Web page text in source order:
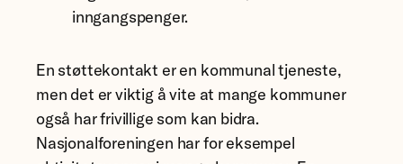
inngangspenger.
En støttekontakt er en kommunal tjeneste,
men det er viktig å vite at mange kommuner
også har frivillige som kan bidra.
Nasjonalforeningen har for eksempel